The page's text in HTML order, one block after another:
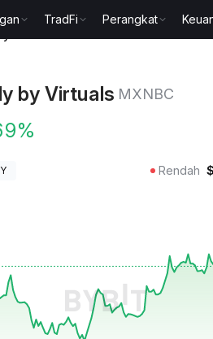
TradFi Perangkat
by Virtuals MXNBC
Rendah $